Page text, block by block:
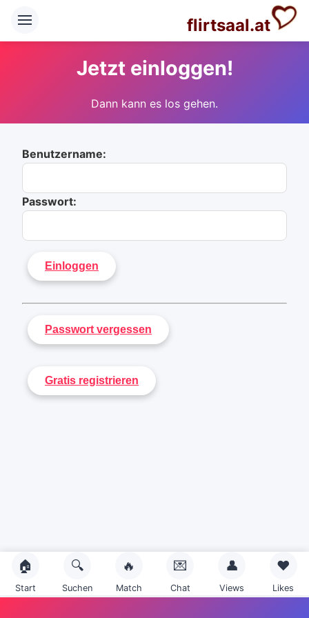
flirtsaal.at
Jetzt einloggen!
Dann kann es los gehen.
Benutzername:
Passwort:
🏠
Start
🔍
Suchen
🔥
Match
💌
Chat
👤
Views
❤️
Likes